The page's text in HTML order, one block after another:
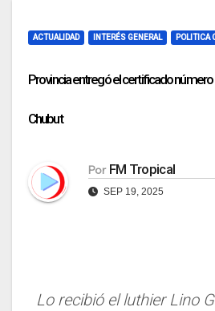
ACTUALIDAD INTERÉS GENERAL POLITICA
Provincia entregó el certificado
Chubut
Por FM Tropical
SEP 19, 2025
Lo recibió el luthier Lino